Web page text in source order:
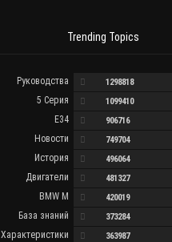
Trending Topics
Руководства 1298818
5 Серия 1099410
E34 906716
Новости 749704
История 496064
Двигатели 481327
BMW M 420019
База знаний 373284
Характеристики 363987